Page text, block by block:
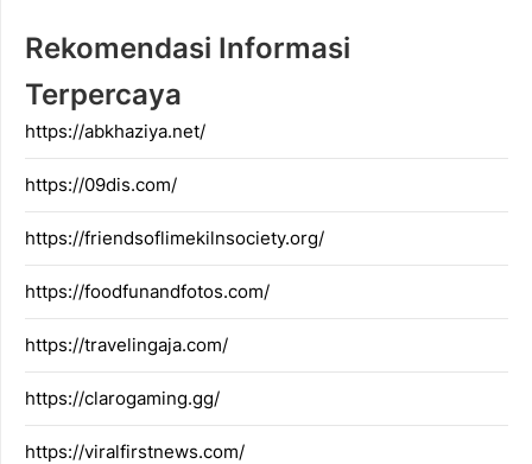
Rekomendasi Informasi
Terpercaya
https://abkhaziya.net/
https://09dis.com/
https://friendsoflimekilnsociety.org/
https://foodfunandfotos.com/
https://travelingaja.com/
https://clarogaming.gg/
https://viralfirstnews.com/